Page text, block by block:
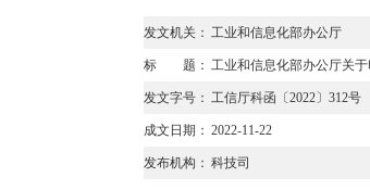
发文机关： 工业和信息化部办公厅
标 题： 工业和信息化部办公厅关
发文字号： 工信厅科函〔2022〕312号
成文日期： 2022-11-22
发布机构： 科技司